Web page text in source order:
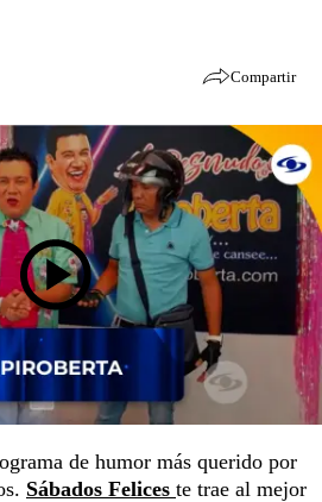
Compartir
de humor más querido por
Sábados Felices te trae al mejor